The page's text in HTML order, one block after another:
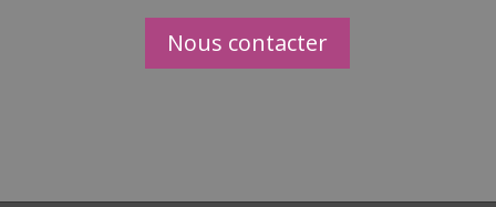
Nous contacter